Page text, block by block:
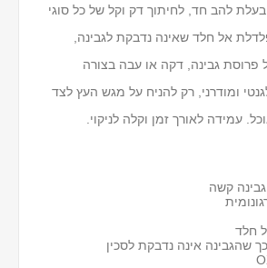
בעלת להב חד, לחיתוך דק וקל של כל סוגי
אל חלד שאינה נדבקת לגבינה,
פרוסת גבינה, דקה או עבה בצורה
ומודרני, רק להניח על מגש העץ לצד
עמידה לאורך זמן וקלה לניקוי.
קשה
חלד
שהגבינה אינה נדבקת לסכין